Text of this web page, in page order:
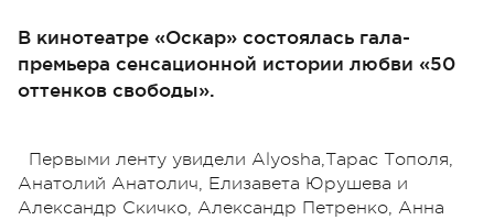
В кинотеатре «Оскар» состоялась гала-
премьера сенсационной истории любви «50
оттенков свободы».
Первыми ленту увидели Alyosha,Тарас Тополя,
Анатолий Анатолич, Елизавета Юрушева и
Александр Скичко, Александр Петренко, Анна